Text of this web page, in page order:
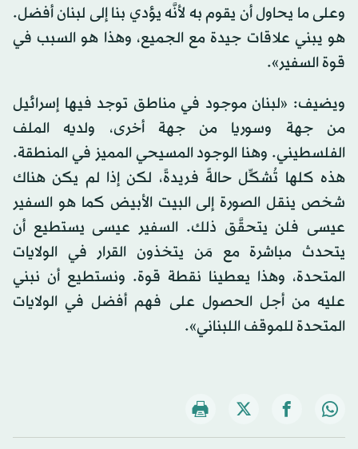
وعلى ما يحاول أن يقوم به لأنَّه يؤدي بنا إلى لبنان أفضل.
هو يبني علاقات جيدة مع الجميع، وهذا هو السبب في
قوة السفير».
ويضيف: «لبنان موجود في مناطق توجد فيها إسرائيل
من جهة وسوريا من جهة أخرى، ولديه الملف
الفلسطيني. وهنا الوجود المسيحي المميز في المنطقة.
هذه كلها تُشكِّل حالةً فريدةً، لكن إذا لم يكن هناك
شخص ينقل الصورة إلى البيت الأبيض كما هو السفير
عيسى فلن يتحقَّق ذلك. السفير عيسى يستطيع أن
يتحدث مباشرة مع مَن يتخذون القرار في الولايات
المتحدة، وهذا يعطينا نقطة قوة. ونستطيع أن نبني
عليه من أجل الحصول على فهم أفضل في الولايات
المتحدة للموقف اللبناني».